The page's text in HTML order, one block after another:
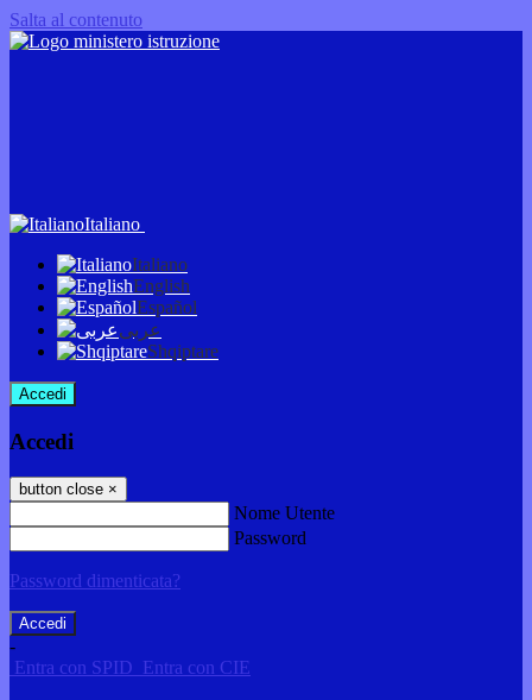
Salta al contenuto
Italiano
Italiano
English
Español
عربى
Shqiptare
Accedi
Accedi
button close ×
Nome Utente
Password
Password dimenticata?
-
Entra con SPID Entra con CIE